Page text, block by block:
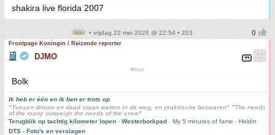
shakira live florida 2007
• vrijdag 22 mei 2026 @ 22:54 • 203
Frontpage Koningin / Reizende reporter
DJMO
#trut
Bolk
Ik heb er één en ik ben er trots op
"Tussen droom en daad staan wetten in de weg, en praktische bezwaren" "The needs
of the many outweigh the needs of the crew"
Terugblik op tachtig kilometer lopen - Westerborkpad - My 5 minutes of fame - Heldin
DTS - Foto's en verslagen